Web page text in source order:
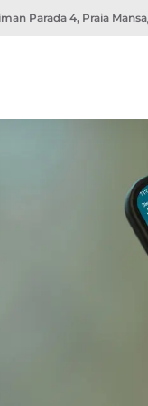
Parada 4, Praia Mansa